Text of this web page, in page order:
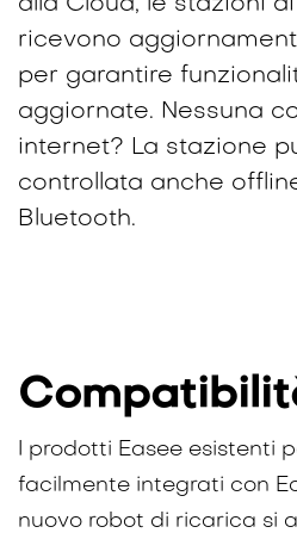
ricevono
per garantire
aggiornate. Nessuna
internet? La stazione
controllata anche
Bluetooth.
I prodotti Easee esistenti
facilmente integrati con
nuovo robot di ricarica si